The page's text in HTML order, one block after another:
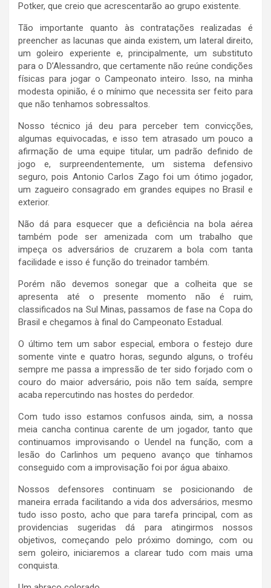
Potker, que creio que acrescentarão ao grupo existente.
Tão importante quanto às contratações realizadas é
preencher as lacunas que ainda existem, um lateral direito,
um goleiro experiente e, principalmente, um substituto
para o D’Alessandro, que certamente não reúne condições
físicas para jogar o Campeonato inteiro. Isso, na minha
modesta opinião, é o mínimo que necessita ser feito para
que não tenhamos sobressaltos.
Nosso técnico já deu para perceber tem convicções,
algumas equivocadas, e isso tem atrasado um pouco a
afirmação de uma equipe titular, um padrão definido de
jogo e, surpreendentemente, um sistema defensivo
seguro, pois Antonio Carlos Zago foi um ótimo jogador,
um zagueiro consagrado em grandes equipes no Brasil e
exterior.
Não dá para esquecer que a deficiência na bola aérea
também pode ser amenizada com um trabalho que
impeça os adversários de cruzarem a bola com tanta
facilidade e isso é função do treinador também.
Porém não devemos sonegar que a colheita que se
apresenta até o presente momento não é ruim,
classificados na Sul Minas, passamos de fase na Copa do
Brasil e chegamos à final do Campeonato Estadual.
O último tem um sabor especial, embora o festejo dure
somente vinte e quatro horas, segundo alguns, o troféu
sempre me passa a impressão de ter sido forjado com o
couro do maior adversário, pois não tem saída, sempre
acaba repercutindo nas hostes do perdedor.
Com tudo isso estamos confusos ainda, sim, a nossa
meia cancha continua carente de um jogador, tanto que
continuamos improvisando o Uendel na função, com a
lesão do Carlinhos um pequeno avanço que tínhamos
conseguido com a improvisação foi por água abaixo.
Nossos defensores continuam se posicionando de
maneira errada facilitando a vida dos adversários, mesmo
tudo isso posto, acho que para tarefa principal, com as
providencias sugeridas dá para atingirmos nossos
objetivos, começando pelo próximo domingo, com ou
sem goleiro, iniciaremos a clarear tudo com mais uma
conquista.